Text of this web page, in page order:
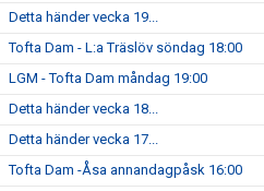
Detta händer vecka 19...
Tofta Dam - L:a Träslöv söndag 18:00
LGM - Tofta Dam måndag 19:00
Detta händer vecka 18...
Detta händer vecka 17...
Tofta Dam -Åsa annandagpåsk 16:00